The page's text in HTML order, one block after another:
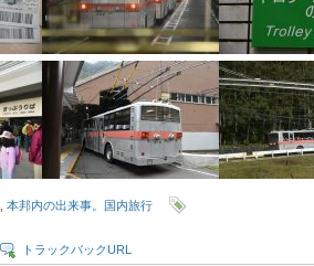
本邦内の出来事。国内旅行
トラックバックURL